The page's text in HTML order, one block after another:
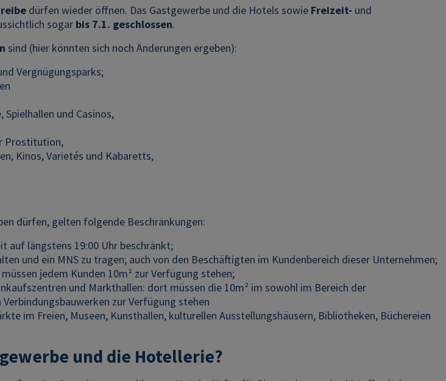
dürfen wieder öffnen. Das Gastgewerbe und die Hotels sowie Freizeit- und
sogar bis 7.1. geschlossen.
sind (hier könnten sich noch Änderungen ergeben):
Vergnügungsparks;
und Casinos,
Prostitution,
Kinos, Varietés und Kabaretts,
dürfen, gelten folgende Beschränkungen:
auf längstens 19:00 Uhr beschränkt;
und ein MNS zu tragen; auch von den Beschäftigten im Kundenbereich dieser Unternehmen;
jedem Kunden 10m² zur Verfügung stehen;
und Markthallen: dort müssen die 10m² im sowohl im Bereich der
zur Verfügung stehen
im Freien, Museen, Kunsthallen, kulturellen Ausstellungshäusern, Bibliotheken, Büchereien
und die Hotellerie?